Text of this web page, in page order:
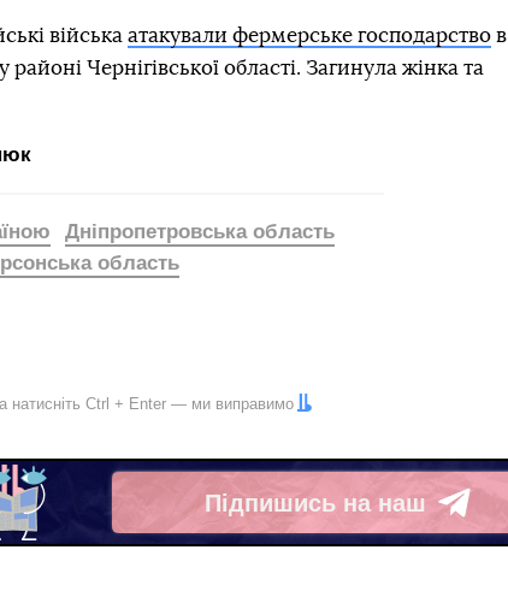
війська атакували фермерське господарствов
Чернігівської області. Загинула жінка та
Дніпропетровська область
область
натисніть Ctrl + Enter — ми виправимо
Підпишись на наш
Telegram